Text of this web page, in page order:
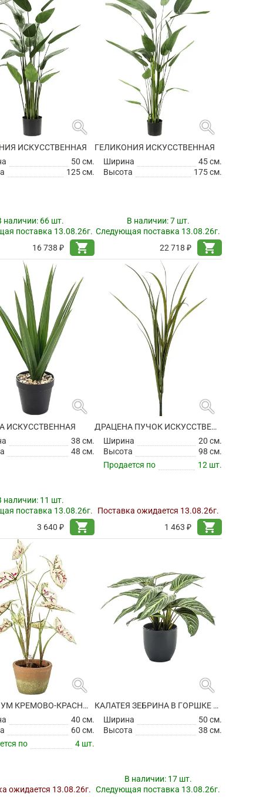
search
ИСКУССТВЕННАЯ
50 см.
125 см.
наличии: 66 шт.
поставка 13.08.26г.
16 738 ₽
shopping_cart
search
ГЕЛИКОНИЯ ИСКУССТВЕННАЯ
Ширина
45 см.
Высота
175 см.
В наличии:7 шт.
Следующая поставка 13.08.26г.
22 718 ₽
shopping_cart
search
ИСКУССТВЕННАЯ
38 см.
48 см.
наличии: 11 шт.
поставка 13.08.26г.
3 640 ₽
shopping_cart
search
ДРАЦЕНА ПУЧОК ИСКУССТВЕННАЯ
Ширина
20 см.
Высота
98 см.
Продается по
12 шт.
Поставка ожидается 13.08.26г.
1 463 ₽
shopping_cart
search
КАЛАДИУМ КРЕМОВО-КРАСНЫЙ В ГОРШКЕ ИСКУССТВЕННЫЙ
40 см.
60 см.
по
4 шт.
ожидается 13.08.26г.
search
КАЛАТЕЯ ЗЕБРИНА В ГОРШКЕ ИСКУССТВЕННАЯ
Ширина
50 см.
Высота
38 см.
В наличии: 17 шт.
Следующая поставка 13.08.26г.